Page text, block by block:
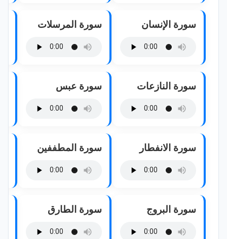
سورة الإنسان سورة المرسلات
سورة النازعات سورة عبس
سورة الانفطار سورة المطففين
سورة البروج سورة الطارق